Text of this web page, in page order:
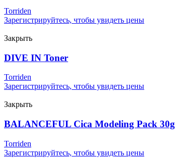
Torriden
Зарегистрируйтесь, чтобы увидеть цены
Закрыть
DIVE IN Toner
Torriden
Зарегистрируйтесь, чтобы увидеть цены
Закрыть
BALANCEFUL Cica Modeling Pack 30g
Torriden
Зарегистрируйтесь, чтобы увидеть цены